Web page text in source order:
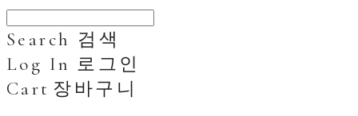
Search 검색
Log In 로그인
Cart 장바구니